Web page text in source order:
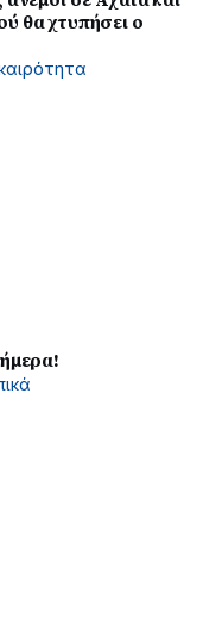
θα χτυπήσει ο